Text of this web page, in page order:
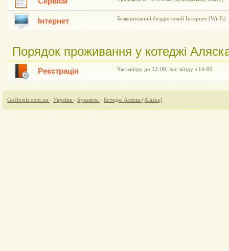
Інтернет Безкоштовний бездротовий Інтернет (Wi-Fi)
Порядок проживання у котеджі
Реєстрація Час виїзду до 12-00, час заїзду з 14-00
GoHotels.com.ua › Україна › Буковель › Котедж Аляска (Alaska)